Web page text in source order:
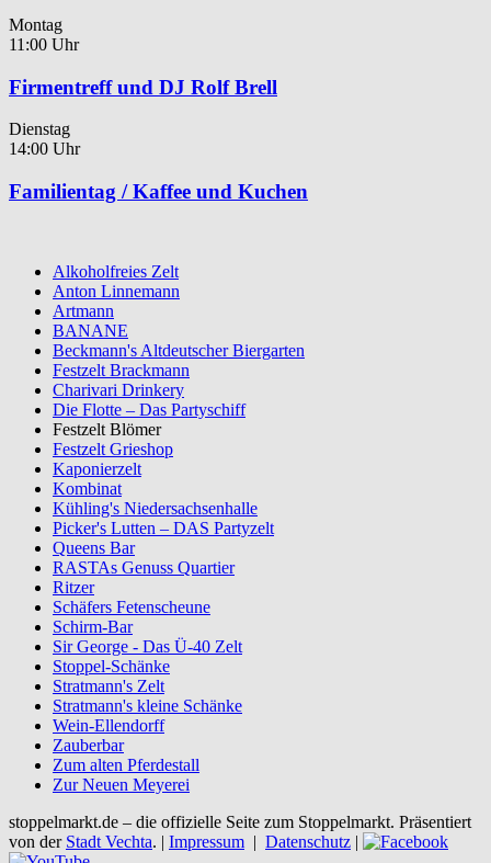
Montag
11:00 Uhr
Firmentreff und DJ Rolf Brell
Dienstag
14:00 Uhr
Familientag / Kaffee und Kuchen
Alkoholfreies Zelt
Anton Linnemann
Artmann
BANANE
Beckmann's Altdeutscher Biergarten
Festzelt Brackmann
Charivari Drinkery
Die Flotte – Das Partyschiff
Festzelt Blömer
Festzelt Grieshop
Kaponierzelt
Kombinat
Kühling's Niedersachsenhalle
Picker's Lutten – DAS Partyzelt
Queens Bar
RASTAs Genuss Quartier
Ritzer
Schäfers Fetenscheune
Schirm-Bar
Sir George - Das Ü-40 Zelt
Stoppel-Schänke
Stratmann's Zelt
Stratmann's kleine Schänke
Wein-Ellendorff
Zauberbar
Zum alten Pferdestall
Zur Neuen Meyerei
stoppelmarkt.de – die offizielle Seite zum Stoppelmarkt. Präsentiert
von der Stadt Vechta. | Impressum | Datenschutz |